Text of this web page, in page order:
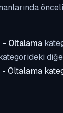
- Oltalama
kategorideki
- Oltalama